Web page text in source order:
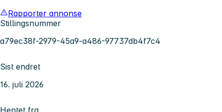
Rapporter annonse
Stillingsnummer
a79ec38f-2979-45a9-a486-97737db4f7c4
Sist endret
16. juli 2026
Hentet fra